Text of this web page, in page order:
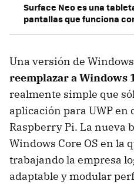
Surface Neo es una
pantallas que funciona
Una versión de
reemplazar a Windows
realmente simple que
aplicación para UWP en
Raspberry Pi. La nueva
Windows Core OS en la
trabajando la empresa
adaptable y modular